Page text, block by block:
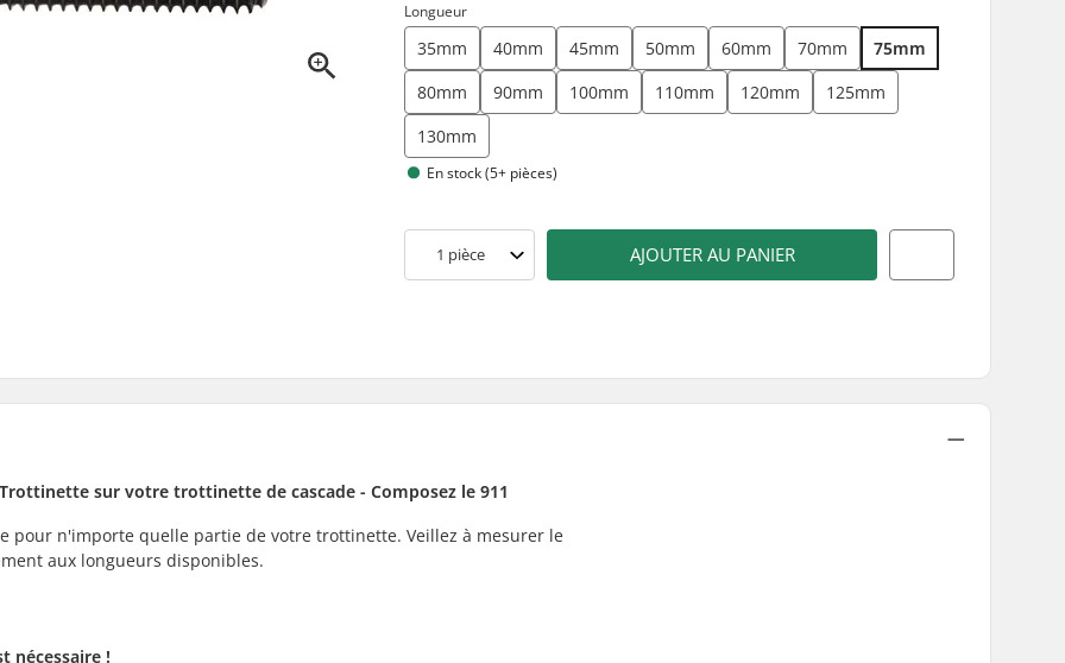
Longueur
35mm 40mm 45mm 50mm 60mm 70mm
75mm
80mm
90mm 100mm 110mm 120mm
125mm
130mm
En stock (5+ pièces)
1 pièce AJOUTER AU PANIER
sur votre trottinette de cascade - Composez le 911
pour n'importe quelle partie de votre trottinette. Veillez à mesurer le
aux longueurs disponibles.
nécessaire !